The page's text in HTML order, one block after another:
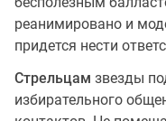
реанимировано и
придется нести
Стрельцам звезды
избирательного